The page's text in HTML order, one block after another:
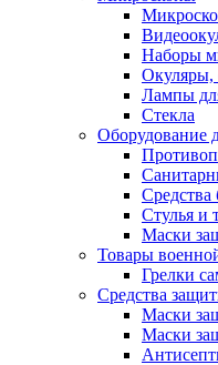
Наборы
Окуляры,
Лампы
Стекла
Оборудование
Средства
Стулья и
Маски
Товары
Грелки
Средства
Маски
Маски